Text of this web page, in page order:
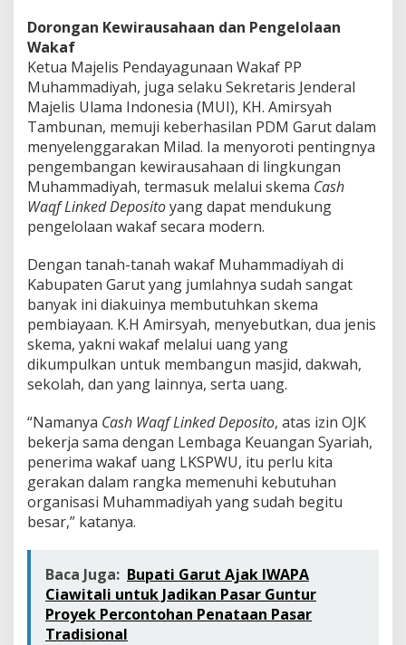
Dorongan Kewirausahaan dan Pengelolaan
Wakaf
Ketua Majelis Pendayagunaan Wakaf PP
Muhammadiyah, juga selaku Sekretaris Jenderal
Majelis Ulama Indonesia (MUI), KH. Amirsyah
Tambunan, memuji keberhasilan PDM Garut dalam
menyelenggarakan Milad. Ia menyoroti pentingnya
pengembangan kewirausahaan di lingkungan
Muhammadiyah, termasuk melalui skema Cash
Waqf Linked Depositoyang dapat mendukung
pengelolaan wakaf secara modern.
Dengan tanah-tanah wakaf Muhammadiyah di
Kabupaten Garut yang jumlahnya sudah sangat
banyak ini diakuinya membutuhkan skema
pembiayaan. K.H Amirsyah, menyebutkan, dua jenis
skema, yakni wakaf melalui uang yang
dikumpulkan untuk membangun masjid, dakwah,
sekolah, dan yang lainnya, serta uang.
“Namanya Cash Waqf Linked Deposito, atas izin OJK
bekerja sama dengan Lembaga Keuangan Syariah,
penerima wakaf uang LKSPWU, itu perlu kita
gerakan dalam rangka memenuhi kebutuhan
organisasi Muhammadiyah yang sudah begitu
besar,” katanya.
Baca Juga: ‎Bupati Garut Ajak IWAPA
Ciawitali untuk Jadikan Pasar Guntur
Proyek Percontohan Penataan Pasar
Tradisional